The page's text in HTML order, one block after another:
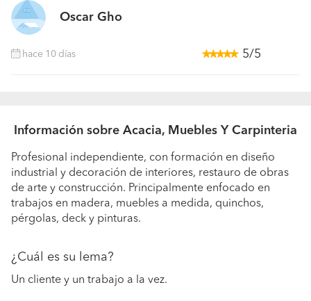
Oscar Gho
hace 10 días 5/5
Información sobre Acacia, Muebles Y Carpinteria
Profesional independiente, con formación en diseño
industrial y decoración de interiores, restauro de obras
de arte y construcción. Principalmente enfocado en
trabajos en madera, muebles a medida, quinchos,
pérgolas, deck y pinturas.
¿Cuál es su lema?
Un cliente y un trabajo a la vez.